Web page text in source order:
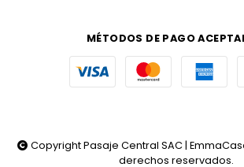
MÉTODOS DE PAGO
Copyright Pasaje Central SAC |
derechos reservados.